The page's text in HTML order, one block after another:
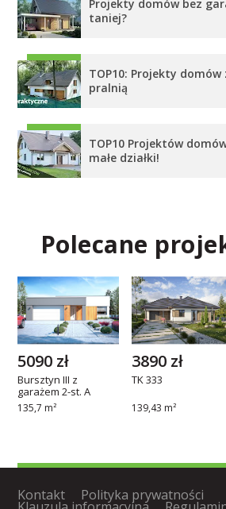
Projekty domów bez
taniej?
TOP10: Projekty domów
pralnią
TOP10 Projektów
małe działki!
Polecane
Bursztyn III z
garażem 2-st. A
135,7 m²
5090 zł
TK 333
139,43 m²
3890 zł
Kontakt Polityka prywatności